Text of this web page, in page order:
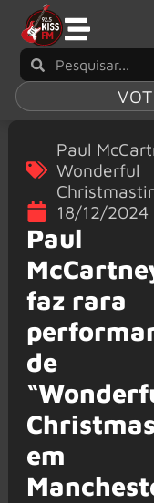
Paul
Wonderful
18/12/2024
Paul
faz rara
de
em